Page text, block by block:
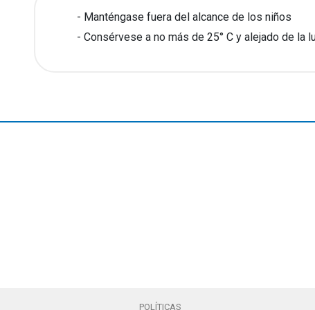
Manténgase fuera del alcance de los niños
Consérvese a no más de 25° C y alejado de la
POLÍTICAS